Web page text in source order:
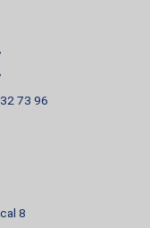
73 96
8